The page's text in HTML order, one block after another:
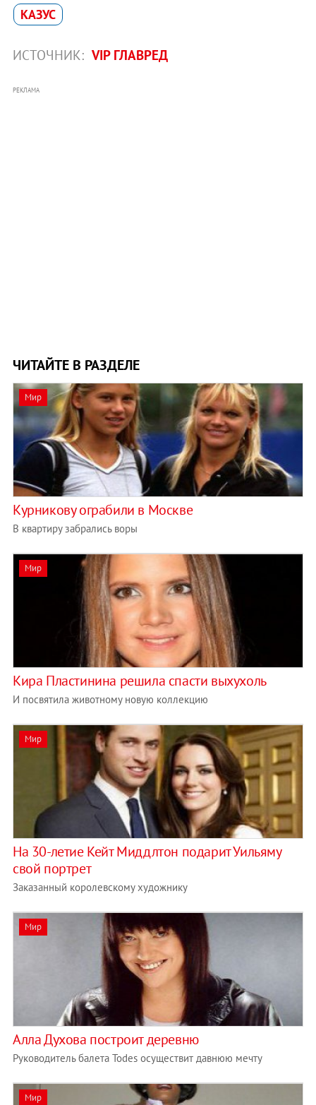
КАЗУС
ИСТОЧНИК: VIP ГЛАВРЕД
РЕКЛАМА
ЧИТАЙТЕ В РАЗДЕЛЕ
Мир
Курникову ограбили в Москве
В квартиру забрались воры
Мир
Кира Пластинина решила спасти выхухоль
И посвятила животному новую коллекцию
Мир
На 30-летие Кейт Миддлтон подарит Уильяму
свой портрет
Заказанный королевскому художнику
Мир
Алла Духова построит деревню
Руководитель балета Todes осуществит давнюю мечту
Мир